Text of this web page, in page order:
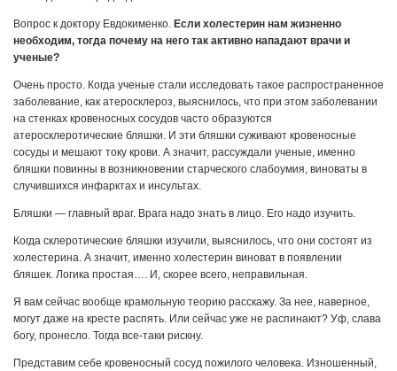
Вопрос к доктору Евдокименко. Если холестерин нам жизненно
необходим, тогда почему на него так активно нападают врачи и
ученые?
Очень просто. Когда ученые стали исследовать такое распространенное
заболевание, как атеросклероз, выяснилось, что при этом заболевании
на стенках кровеносных сосудов часто образуются
атеросклеротические бляшки. И эти бляшки суживают кровеносные
сосуды и мешают току крови. А значит, рассуждали ученые, именно
бляшки повинны в возникновении старческого слабоумия, виноваты в
случившихся инфарктах и инсультах.
Бляшки — главный враг. Врага надо знать в лицо. Его надо изучить.
Когда склеротические бляшки изучили, выяснилось, что они состоят из
холестерина. А значит, именно холестерин виноват в появлении
бляшек. Логика простая…. И, скорее всего, неправильная.
Я вам сейчас вообще крамольную теорию расскажу. За нее, наверное,
могут даже на кресте распять. Или сейчас уже не распинают? Уф, слава
богу, пронесло. Тогда все-таки рискну.
Представим себе кровеносный сосуд пожилого человека. Изношенный,